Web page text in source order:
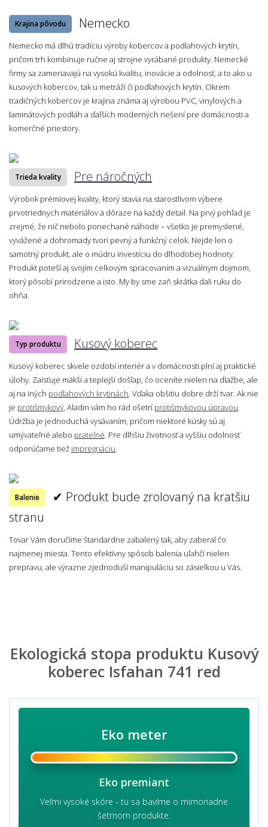
Krajina pôvodu Nemecko
Nemecko má dlhú tradíciu výroby kobercov a podlahových krytín,
pričom trh kombinuje ručne aj strojne vyrábané produkty. Nemecké
firmy sa zameriavajú na vysokú kvalitu, inovácie a odolnosť, a to ako u
kusových kobercov, tak u metráží či podlahových krytín. Okrem
tradičných kobercov je krajina známa aj výrobou PVC, vinylových a
laminátových podláh a ďalších moderných riešení pre domácnosti a
komerčné priestory.
Trieda kvality Pre náročných
Výrobok prémiovej kvality, ktorý stavia na starostlivom výbere
prvotriednych materiálov a dôraze na každý detail. Na prvý pohľad je
zrejmé, že nič nebolo ponechané náhode – všetko je premyslené,
vyvážené a dohromady tvorí pevný a funkčný celok. Nejde len o
samotný produkt, ale o múdru investíciu do dlhodobej hodnoty.
Produkt poteší aj svojím celkovým spracovaním a vizuálnym dojmom,
ktorý pôsobí prirodzene a isto. My by sme zaň skrátka dali ruku do
ohňa.
Typ produktu Kusový koberec
Kusový koberec skvele ozdobí interiér a v domácnosti plní aj praktické
úlohy. Zaisťuje mäkší a teplejší došľap, čo oceníte nielen na dlažbe, ale
aj na iných podlahových krytinách . Vďaka obšitiu dobre drží tvar. Ak nie
je protišmykový , Aladin vám ho rád ošetríprotišmykovou úpravou
Údržba je jednoduchá vysávaním, pričom niektoré kúsky sú aj
umývateľné alebo prateľné . Pre dlhšiu životnosť a vyššiu odolnosť
odporúčame tiež impregnáciu
Balenie
✔ Produkt bude zrolovaný na kratšiu
stranu
Tovar Vám doručíme štandardne zabalený tak, aby zaberal čo
najmenej miesta. Tento efektívny spôsob balenia uľahčí nielen
prepravu, ale výrazne zjednoduší manipuláciu so zásielkou u Vás.
Ekologická stopa produktu Kusový
koberec Isfahan 741 red
Eko meter
Eko premiant
Veľmi vysoké skóre - tu sa bavíme o mimoriadne
šetrnom produkte.